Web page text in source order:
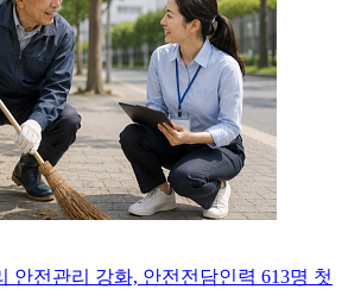
안전관리 강화, 안전전담인력 613명 첫